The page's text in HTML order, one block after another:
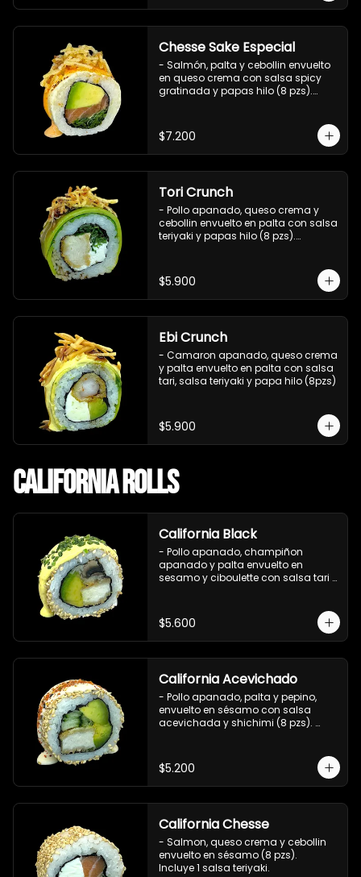
Chesse Sake Especial
- Salmón, palta y cebollin envuelto
en queso crema con salsa spicy
gratinada y papas hilo (8 pzs).
$7.200
Tori Crunch
- Pollo apanado, queso crema y
cebollin envuelto en palta con salsa
teriyaki y papas hilo (8 pzs).
$5.900
Ebi Crunch
- Camaron apanado, queso crema
y palta envuelto en palta con salsa
tari, salsa teriyaki y papa hilo (8pzs)
$5.900
California Rolls
California Black
- Pollo apanado, champiñon
apanado y palta envuelto en
sesamo y ciboulette con salsa tari
$5.600
California Acevichado
- Pollo apanado, palta y pepino,
envuelto en sésamo con salsa
acevichada y shichimi (8 pzs).
$5.200
California Chesse
- Salmon, queso crema y cebollin
envuelto en sésamo (8 pzs).
Incluye 1 salsa teriyaki.